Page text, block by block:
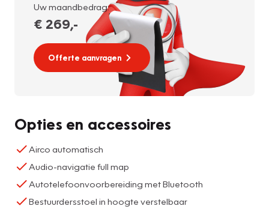
Uw maandbedrag:
€ 269,-
Offerte aanvragen
Opties en accessoires
Airco automatisch
Audio-navigatie full map
Autotelefoonvoorbereiding met Bluetooth
Bestuurdersstoel in hoogte verstelbaar